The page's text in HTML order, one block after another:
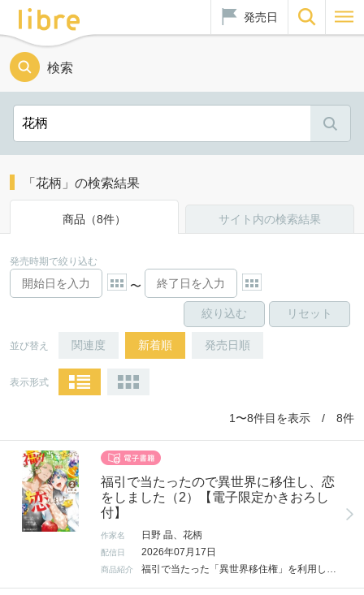
発売日
検索
「花柄」の検索結果
商品（8件） サイト内の検索結果
発売時期で絞り込む
〜
並び替え 関連度 新着順 発売日順
表示形式
1〜8件目を表示 / 8件
福引で当たったので異世界に移住し、恋
をしました（2）【電子限定かきおろし
付】
作家名 日野 晶、花柄
配信日 2026年07月17日
商品紹介 福引で当たった「異世界移住権」を利用し、異世界アグラムへ移住した忍。 そこで出会ったのは、かっこよくて誠実な騎士隊長クリシュ。 可愛い動物たちに囲まれ、淡い恋心も芽生える♪ ある日、盗賊に襲われる事件勃発！ 忍はコッコさんやピョン吉達家族を、小さな体で身を挺して守りきる！ ズタボロになった忍をクリシュがベタ付きで看病してくれるが… 「これってただの看病じゃないかも…!?」 WEB発大人気小説コミカライズ!!! 電子限定描き下ろしマンガ1Pも収録！